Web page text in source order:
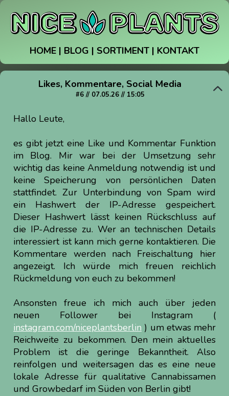
HOME | BLOG | SORTIMENT | KONTAKT
Likes, Kommentare, Social Media
#6 // 07.05.26 // 15:05
Hallo Leute,
es gibt jetzt eine Like und Kommentar Funktion
im Blog. Mir war bei der Umsetzung sehr
wichtig das keine Anmeldung notwendig ist und
keine Speicherung von persönlichen Daten
stattfindet. Zur Unterbindung von Spam wird
ein Hashwert der IP-Adresse gespeichert.
Dieser Hashwert lässt keinen Rückschluss auf
die IP-Adresse zu. Wer an technischen Details
interessiert ist kann mich gerne kontaktieren. Die
Kommentare werden nach Freischaltung hier
angezeigt. Ich würde mich freuen reichlich
Rückmeldung von euch zu bekommen!
Ansonsten freue ich mich auch über jeden
neuen Follower bei Instagram (
instagram.com/niceplantsberlin ) um etwas mehr
Reichweite zu bekommen. Den mein aktuelles
Problem ist die geringe Bekanntheit. Also
reinfolgen und weitersagen das es eine neue
lokale Adresse für qualitative Cannabissamen
und Growbedarf im Süden von Berlin gibt!